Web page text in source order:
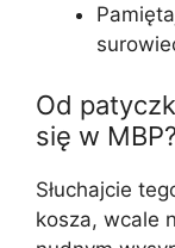
Od
się w MBP?
Słuchajcie
kosza, wcale